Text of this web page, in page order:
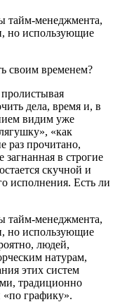
тайм-менеджмента,
но использующие
дела, время и, в
видим уже
«как
раз прочитано,
в строгие
скучной и
исполнения. Есть ли
тайм-менеджмента,
но использующие
людей,
натурам,
этих систем
традиционно
графику».